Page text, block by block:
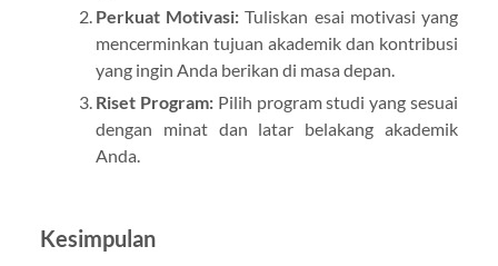
Perkuat Motivasi: Tuliskan esai motivasi yang
mencerminkan tujuan akademik dan kontribusi
yang ingin Anda berikan di masa depan.
Riset Program:Pilih program studi yang sesuai
dengan minat dan latar belakang akademik
Anda.
Kesimpulan